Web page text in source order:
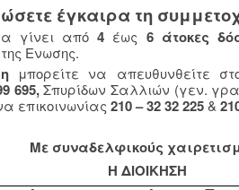
έγκαιρα τη
γίνει από4 έως 6 άτοκες
Ενωσης.
μπορείτε να απευθυνθείτε
695,Σπυρίδων Σαλλιών (γεν.
επικοινωνίας 210 – 32 32 225&
Με συναδελφικούς
Η ΔΙΟΙΚΗΣΗ